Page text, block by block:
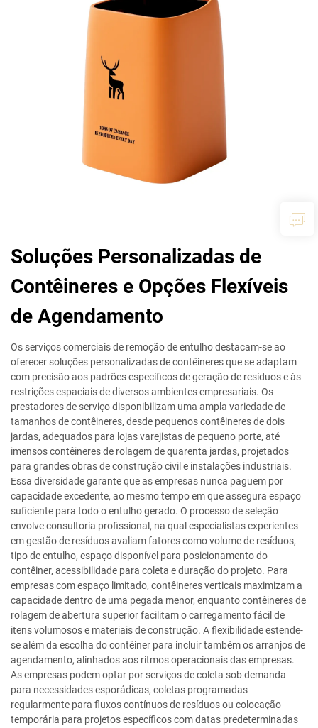
Soluções Personalizadas de
Contêineres e Opções Flexíveis
de Agendamento
Os serviços comerciais de remoção de entulho destacam-se ao
oferecer soluções personalizadas de contêineres que se adaptam
com precisão aos padrões específicos de geração de resíduos e às
restrições espaciais de diversos ambientes empresariais. Os
prestadores de serviço disponibilizam uma ampla variedade de
tamanhos de contêineres, desde pequenos contêineres de dois
jardas, adequados para lojas varejistas de pequeno porte, até
imensos contêineres de rolagem de quarenta jardas, projetados
para grandes obras de construção civil e instalações industriais.
Essa diversidade garante que as empresas nunca paguem por
capacidade excedente, ao mesmo tempo em que assegura espaço
suficiente para todo o entulho gerado. O processo de seleção
envolve consultoria profissional, na qual especialistas experientes
em gestão de resíduos avaliam fatores como volume de resíduos,
tipo de entulho, espaço disponível para posicionamento do
contêiner, acessibilidade para coleta e duração do projeto. Para
empresas com espaço limitado, contêineres verticais maximizam a
capacidade dentro de uma pegada menor, enquanto contêineres de
rolagem de abertura superior facilitam o carregamento fácil de
itens volumosos e materiais de construção. A flexibilidade estende-
se além da escolha do contêiner para incluir também os arranjos de
agendamento, alinhados aos ritmos operacionais das empresas.
As empresas podem optar por serviços de coleta sob demanda
para necessidades esporádicas, coletas programadas
regularmente para fluxos contínuos de resíduos ou colocação
temporária para projetos específicos com datas predeterminadas